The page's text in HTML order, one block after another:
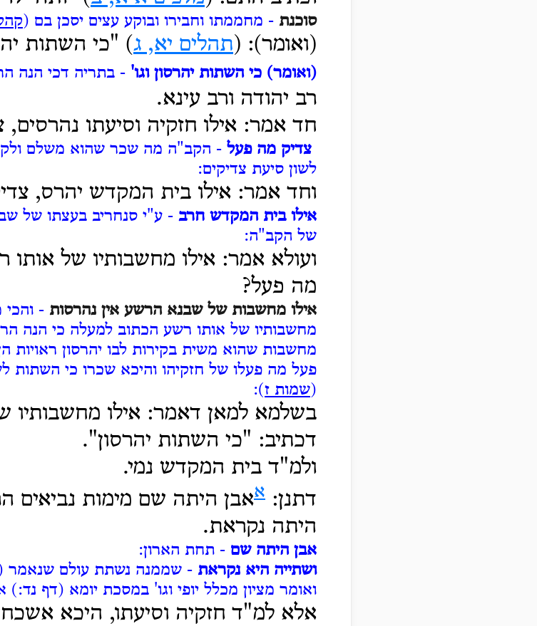
סוכנת - מחממתו וחבירו ובוקע עצים יסכן בם (
(ואומר): (תהלים יא, ג) "כי השתות
(ואומר) כי השתות יהרסון וגו' - בתריה דכי הנה
רב יהודה ורב עינא.
חד אמר: אילו חזקיה וסיעתו
צדיק מה פעל - הקב"ה מה שכר שהוא משלם
לשון סיעת צדיקים:
וחד אמר: אילו בית המקדש יהרס,
אילו בית המקדש חרב - ע"י סנחריב בעצתו של
של הקב"ה:
ועולא אמר: אילו מחשבותיו של אותו
מה פעל?
אילו מחשבות של שבנא הרשע אין נהרסות -
מחשבותיו של אותו רשע הכתוב למעלה כי הנה
מחשבות שהוא משית בקירות לבו יהרסון ראויות
פעל מה פעלו של חזקיהו והיכא שכרו כי השתות
(שמות ז):
בשלמא למאן דאמר: אילו מחשבותיו
דכתיב: "כי השתות יהרסון".
ולמ"ד בית המקדש נמי.
דתנן: אאבן היתה שם מימות נביאים
היתה נקראת.
אבן היתה שם - תחת הארון:
ושתייה היא נקראת - שממנה נשתת עולם שנאמר (
ואומר מציון מכלל יופי וגו' במסכת יומא (דף נד:)
אלא למ"ד חזקיה וסיעתו, היכא